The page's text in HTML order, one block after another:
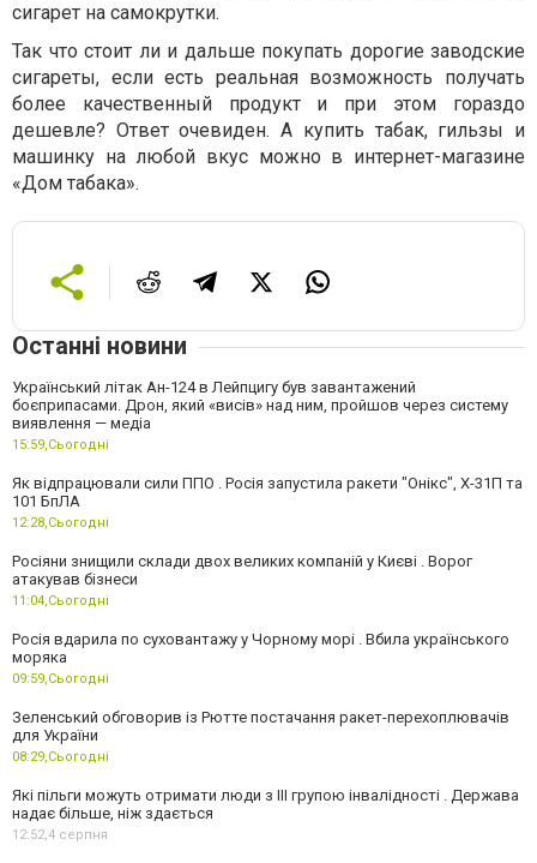
сигарет на самокрутки.
Так что стоит ли и дальше покупать дорогие заводские
сигареты, если есть реальная возможность получать
более качественный продукт и при этом гораздо
дешевле? Ответ очевиден. А купить табак, гильзы и
машинку на любой вкус можно в интернет-магазине
«Дом табака».
Останні новини
Український літак Ан-124 в Лейпцигу був завантажений
боєприпасами. Дрон, який «висів» над ним, пройшов через систему
виявлення — медіа
15:59,Сьогодні
Як відпрацювали сили ППО . Росія запустила ракети "Онікс", Х-31П та
101 БпЛА
12:28,Сьогодні
Росіяни знищили склади двох великих компаній у Києві . Ворог
атакував бізнеси
11:04,Сьогодні
Росія вдарила по суховантажу у Чорному морі . Вбила українського
моряка
09:59,Сьогодні
Зеленський обговорив із Рютте постачання ракет-перехоплювачів
для України
08:29,Сьогодні
Які пільги можуть отримати люди з III групою інвалідності . Держава
надає більше, ніж здається
12:52,4 серпня